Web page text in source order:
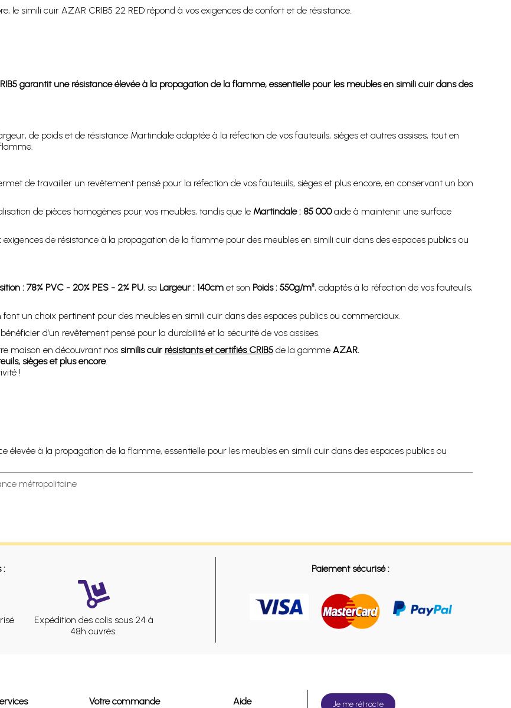
le simili cuir AZAR CRIB5 22 RED répond à vos exigences de confort et de résistance.
garantit une résistance élevée à la propagation de la flamme, essentielle pour les meubles en simili cuir dans des
de poids et de résistance Martindale adaptée à la réfection de vos fauteuils, sièges et autres assises, tout en
de travailler un revêtement pensé pour la réfection de vos fauteuils, sièges et plus encore, en conservant un bon
de pièces homogènes pour vos meubles, tandis que le Martindale : 85 000aide à maintenir une surface
de résistance à la propagation de la flamme pour des meubles en simili cuir dans des espaces publics ou
: 78% PVC - 20% PES - 2% PU, sa Largeur : 140cmet son Poids : 550g/m², adaptés à la réfection de vos fauteuils,
un choix pertinent pour des meubles en simili cuir dans des espaces publics ou commerciaux.
d’un revêtement pensé pour la durabilité et la sécurité de vos assises.
maison en découvrant nos similis cuir résistants et certifiés CRIB5de la gamme AZAR.
sièges et plus encore.
!
élevée à la propagation de la flamme, essentielle pour les meubles en simili cuir dans des espaces publics ou
métropolitaine
:
Expédition des colis sous 24 à
48h ouvrés.
Paiement sécurisé :
Votre commande Aide Je me rétracte